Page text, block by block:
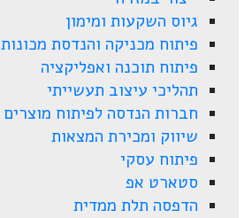
גיוס השקעות ומימון
פיתוח מכניקה והנדסת מכונות
פיתוח תוכנה ואפליקציה
תהליכי עיצוב תעשייתי
חברות הנדסה לפיתוח מוצרים
שיווק ומכירת המצאות
פיתוח עסקי
סטארט אפ
הדפסה תלת ממדית